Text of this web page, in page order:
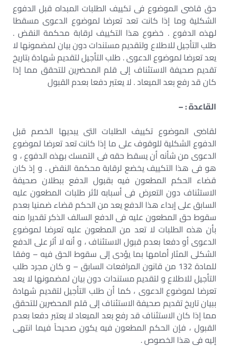
حق قاضى الموضوع فى تكييف الطلبات المبداه قبل الدفوع
الشكلية وما إذا كانت تعد تعرضا لموضوع الدعوى مسقطا
لهذه الدفوع . خضوع هذا التكييف لرقابة محكمة النقض .
طلب التأجيل للاطلاع ولتقديم مستندات دون بيان لمضمونها لا
يعد تعرضا لموضوع الدعوى . طلب التأجيل لتقديم شهادة بتاريخ
تقديم صحيفة الاستئناف إلى قلم المحضرين للتحقق مما إذا
كان قد رفع بعد الميعاد . لا يعتبر دفعا بعدم القبول
القاعدة : –
لقاضى الموضوع تكييف الطلبات التى يبديها الخصم قبل
الدفوع الشكلية للوقوف على ما إذا كانت تعد تعرضا لموضوع
الدعوى من شأنه أن يسقط حقه فى التمسك بهذه الدفوع ، و
هو فى هذا التكييف يخضع لرقابة محكمة النقض . و إذ كان
قضاء الحكم المطعون فيه بقبول الدفع ببطلان صحيفة
الاستئناف دون التعرض فى أسبابه لأثر طلبات المطعون عليه
السابق على إبداء هذا الدفع يعد من الحكم قضاء ضمنيا بعدم
سقوط حق المطعون عليه فى الدفع السالف الذكر تقديرا منه
بأن هذه الطلبات لا تعد من المطعون عليه تعرضا لموضوع
الدعوى أو دفعا بعدم قبول الاستئناف ، و أنه لا أثر على الدفع
الشكلى المثار أمامها بما يؤدى إلى سقوط الحق فيه – وفقا
للمادة 132 من قانون المرافعات السابق – و كان مجرد طلب
التأجيل للاطلاع و لتقديم مستندات دون بيان لمضمونها لا يعد
تعرضا لموضوع الدعوى ، كما أن طلب التأجيل لتقديم شهادة
ببيان تاريخ تقديم صحيفة الاستئناف إلى قلم المحضرين للتحقق
مما إذا كان الاستئناف قد رفع بعد الميعاد لا يعتبر دفعا بعدم
القبول ، فإن الحكم المطعون فيه يكون صحيحاً فيما انتهى
إليه فى هذا الخصوص .